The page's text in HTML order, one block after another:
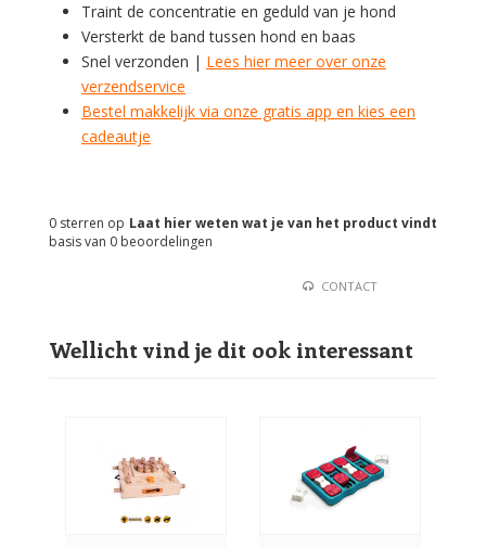
Traint de concentratie en geduld van je hond
Versterkt de band tussen hond en baas
Snel verzonden | Lees hier meer over onze
verzendservice
Bestel makkelijk via onze gratis app en kies een
cadeautje
Laat hier weten wat je van het product vindt
0 sterren op
basis van 0 beoordelingen
CONTACT
Wellicht vind je dit ook interessant